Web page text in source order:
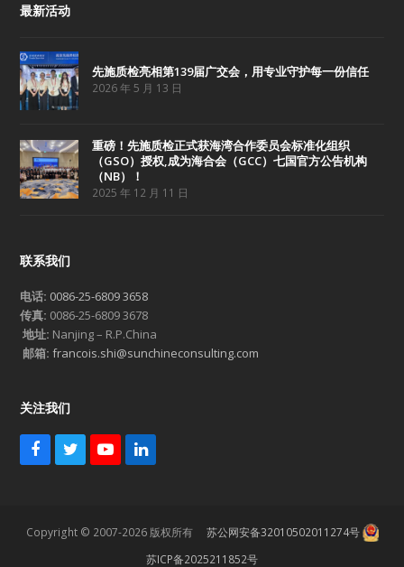
最新活动
先施质检亮相第139届广交会，用专业守护每一份信任
2026 年 5 月 13 日
重磅！先施质检正式获海湾合作委员会标准化组织
（GSO）授权,成为海合会（GCC）七国官方公告机构
（NB）！
2025 年 12 月 11 日
联系我们
电话: 0086-25-6809 3658
传真: 0086-25-6809 3678
地址: Nanjing – R.P.China
邮箱: francois.shi@sunchineconsulting.com
关注我们
F
o
T
e
Y
b
L
d
Copyright © 2007-2026 版权所有 苏公网安备32010502011274号
苏ICP备2025211852号